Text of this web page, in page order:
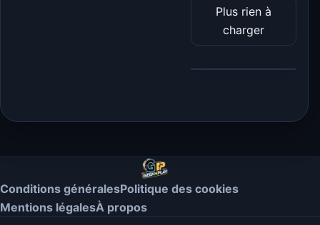
Plus rien à
charger
Conditions généralesPolitique des cookies
Mentions légalesÀ propos